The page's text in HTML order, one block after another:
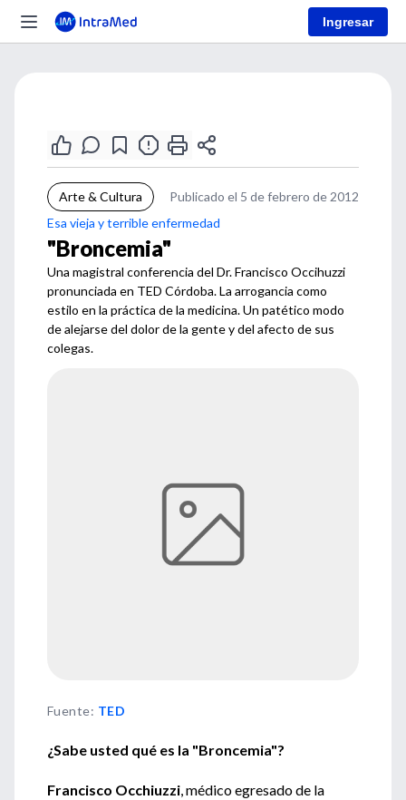
Ingresar
Arte & Cultura
Publicado el 5 de febrero de 2012
Esa vieja y terrible enfermedad
"Broncemia"
Una magistral conferencia del Dr. Francisco Occihuzzi
pronunciada en TED Córdoba. La arrogancia como
estilo en la práctica de la medicina. Un patético modo
de alejarse del dolor de la gente y del afecto de sus
colegas.
Fuente: TED
¿Sabe usted qué es la "Broncemia"?
Francisco Occhiuzzi, médico egresado de la